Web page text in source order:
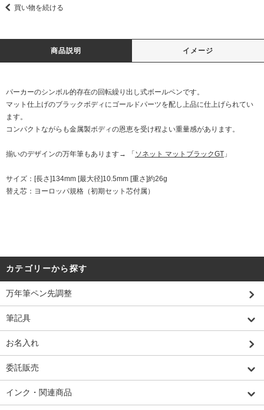
買い物を続ける
商品説明 イメージ
パーカーのシンボル的存在の回転繰り出し式ボールペンです。
マット仕上げのブラックボディにゴールドパーツを配し上品に仕上げられてい
ます。
コンパクトながらも金属製ボディの恩恵を受け程よい重量感があります。
揃いのデザインの万年筆もあります→ 「 ソネット マットブラックGT 」
サイズ：[長さ]134mm [最大径]10.5mm [重さ]約26g
替え芯：ヨーロッパ規格（初期セット芯付属）
カテゴリーから探す
万年筆ペン先調整
筆記具
お名入れ
委託販売
インク・関連商品